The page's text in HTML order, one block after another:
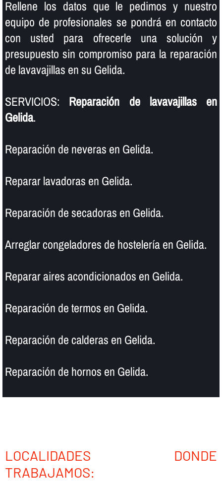
Rellene los datos que le pedimos y nuestro
equipo de profesionales se pondrá en contacto
con usted para ofrecerle una solución y
presupuesto sin compromiso para la reparación
de lavavajillas en su Gelida.
SERVICIOS: Reparación de lavavajillas en
Gelida.
Reparación de neveras en Gelida.
Reparar lavadoras en Gelida.
Reparación de secadoras en Gelida.
Arreglar congeladores de hostelerí­a en Gelida.
Reparar aires acondicionados en Gelida.
Reparación de termos en Gelida.
Reparación de calderas en Gelida.
Reparación de hornos en Gelida.
LOCALIDADES DONDE
TRABAJAMOS: